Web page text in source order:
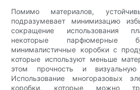
Помимо материалов,
подразумевает минимизацию
сокращение использования
некоторые парфюмерные
минималистичные коробки с
которые используют меньше
этом прочность и визуальную
Использование многоразовых
коробки, которые можно